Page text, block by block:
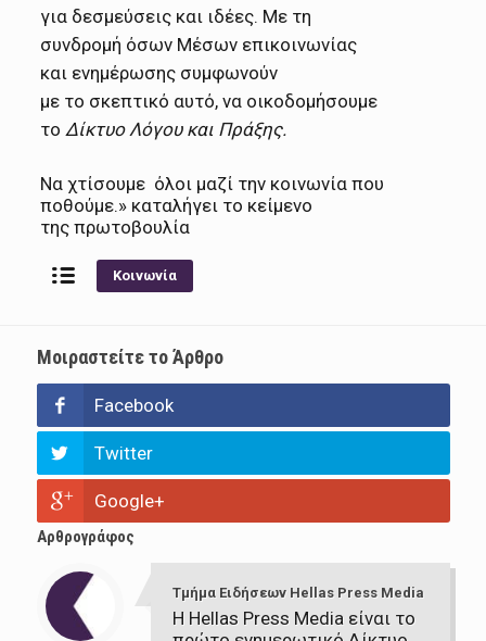
για δεσμεύσεις και ιδέες. Με τη
συνδρομή όσων Μέσων επικοινωνίας
και ενημέρωσης συμφωνούν
με το σκεπτικό αυτό, να οικοδομήσουμε
το Δίκτυο Λόγου και Πράξης.
Να χτίσουμε όλοι μαζί την κοινωνία που
ποθούμε.» καταλήγει το κείμενο
της πρωτοβουλία
Κοινωνία
Μοιραστείτε το Άρθρο
Facebook
Twitter
Google+
Αρθρογράφος
Τμήμα Ειδήσεων Hellas Press Media
Η Hellas Press Media είναι το